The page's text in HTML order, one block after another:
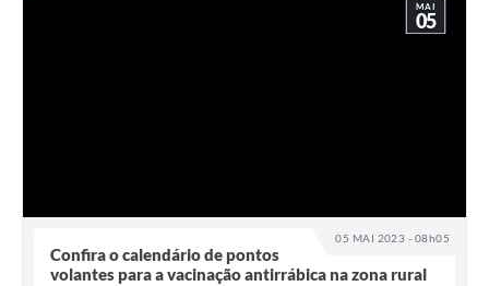
05 MAI 2023 - 08h05
MAI
05
Confira o calendário de pontos
volantes para a vacinação antirrábica na zona rural